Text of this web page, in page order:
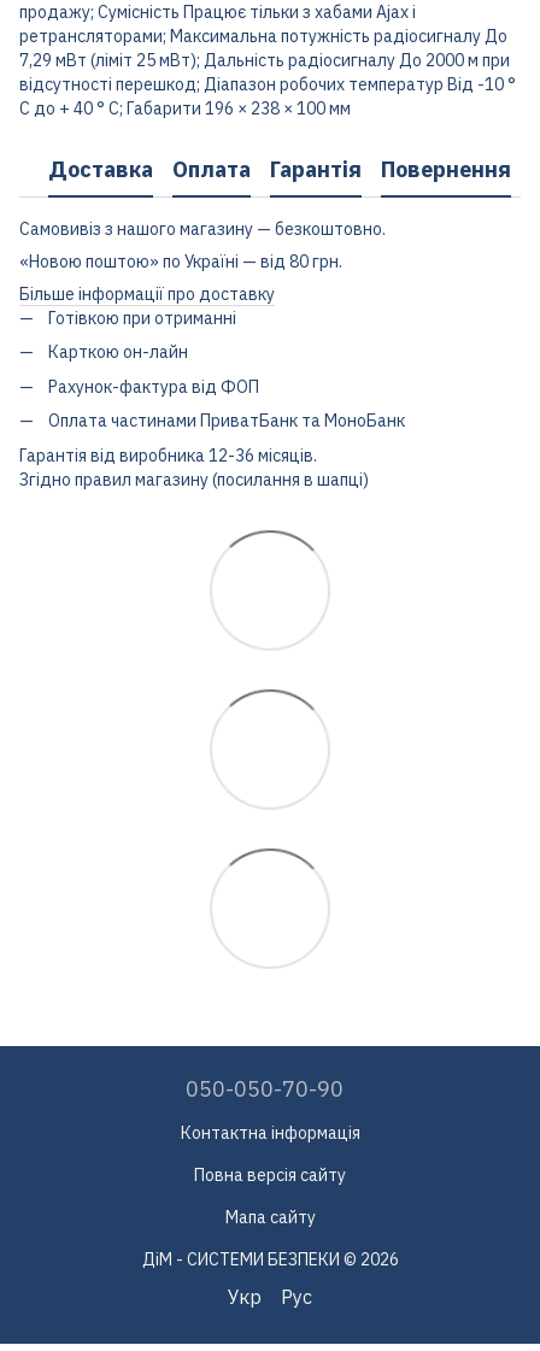
продажу; Сумісність Працює тільки з хабами Ajax і
ретрансляторами; Максимальна потужність радіосигналу До
7,29 мВт (ліміт 25 мВт); Дальність радіосигналу До 2000 м при
відсутності перешкод; Діапазон робочих температур Від -10 °
С до + 40 ° С; Габарити 196 × 238 × 100 мм
Доставка Оплата Гарантія Повернення
Самовивіз з нашого магазину — безкоштовно.
«Новою поштою» по Україні — від 80 грн.
Більше інформації про доставку
Готівкою при отриманні
Карткою он-лайн
Рахунок-фактура від ФОП
Оплата частинами ПриватБанк та МоноБанк
Гарантія від виробника 12-36 місяців.
Згідно правил магазину (посилання в шапці)
050-050-70-90
Контактна інформація
Повна версія сайту
Мапа сайту
ДіМ - СИСТЕМИ БЕЗПЕКИ © 2026
Укр Рус